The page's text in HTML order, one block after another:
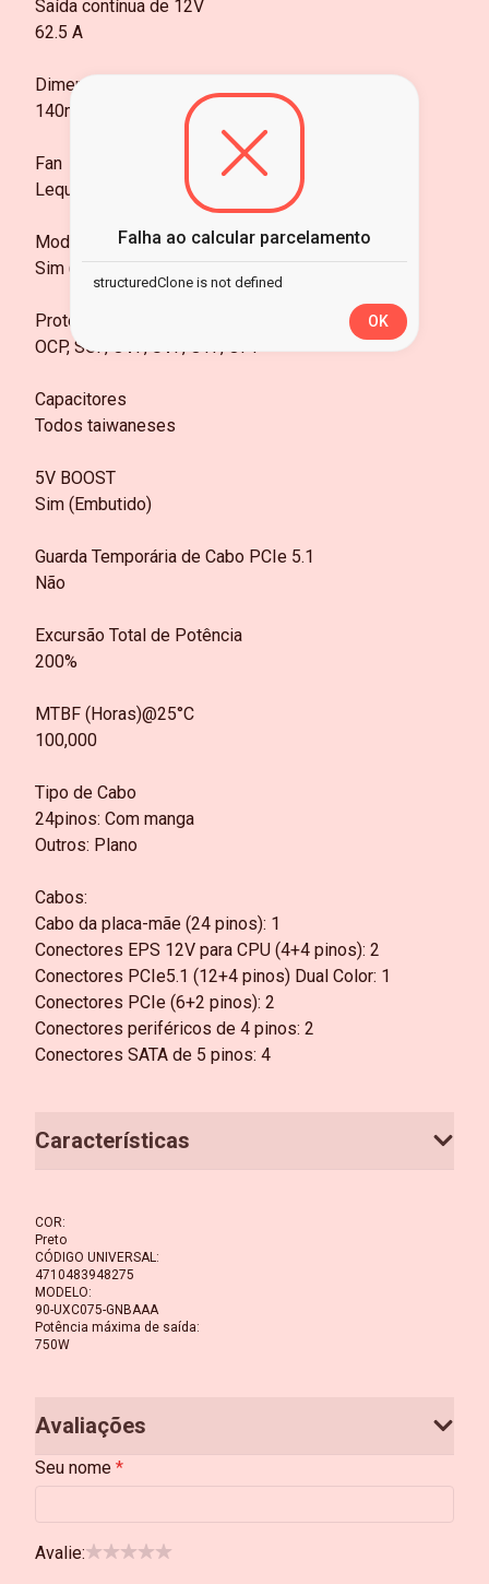
Saída contínua de 12V
62.5 A
Dimensões (L x L x H)
140mm x 150mm x 86mm
Fan
Leque de lâmina de golfe de 120mm
Modo iCOOL
Sim (Auto)
Proteções
OCP, SCP, OVP, UVP, OTP, OPP
Capacitores
Todos taiwaneses
5V BOOST
Sim (Embutido)
Guarda Temporária de Cabo PCIe 5.1
Não
Excursão Total de Potência
200%
MTBF (Horas)@25°C
100,000
Tipo de Cabo
24pinos: Com manga
Outros: Plano
Cabos:
Cabo da placa-mãe (24 pinos): 1
Conectores EPS 12V para CPU (4+4 pinos): 2
Conectores PCIe5.1 (12+4 pinos) Dual Color: 1
Conectores PCIe (6+2 pinos): 2
Conectores periféricos de 4 pinos: 2
Conectores SATA de 5 pinos: 4
Características
COR:
Preto
CÓDIGO UNIVERSAL:
4710483948275
MODELO:
90-UXC075-GNBAAA
Potência máxima de saída:
750W
Avaliações
Seu nome
Avalie:
Falha ao calcular parcelamento
structuredClone is not defined
OK